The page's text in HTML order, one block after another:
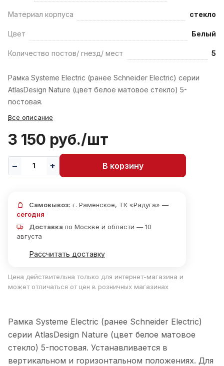
Материал корпуса стекло
Цвет Белый
Количество постов/ гнезд/ мест 5
Рамка Systeme Electric (ранее Schneider Electric) серии
AtlasDesign Nature (цвет белое матовое стекло) 5-
постовая.
Все описание
3 150 руб./шт
В корзину
Самовывоз: г. Раменское, ТК «Радуга» —
сегодня
Доставка по Москве и области — 10
августа
Рассчитать доставку
Цена действительна только для интернет-магазина и
может отличаться от цен в розничных магазинах
Рамка Systeme Electric (ранее Schneider Electric)
серии AtlasDesign Nature (цвет белое матовое
стекло) 5-постовая. Устанавливается в
вертикальном и горизонтальном положениях. Для